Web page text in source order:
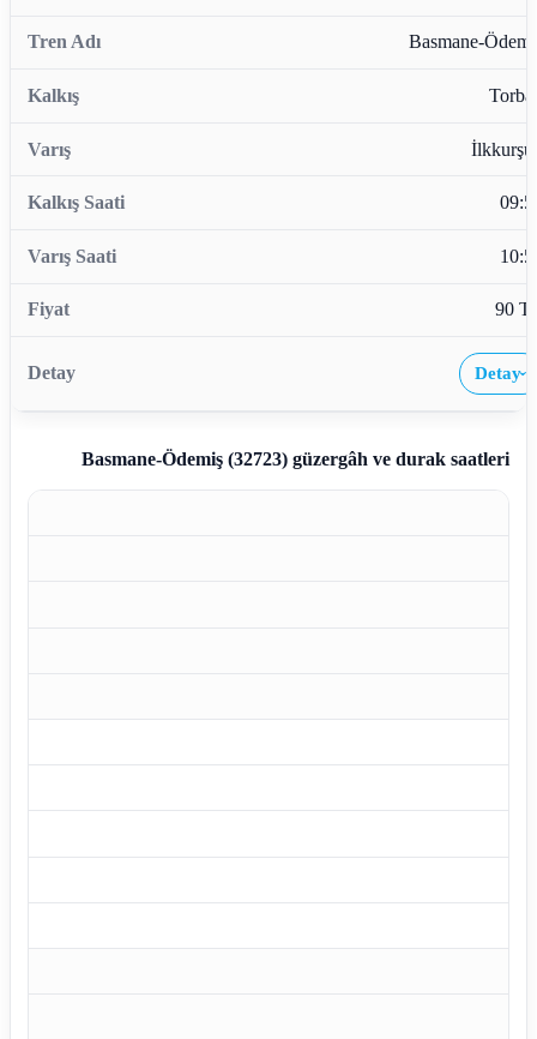
Basmane-
90
Detay›
Basmane-Ödemiş (32723)güzergâh ve durak saatleri